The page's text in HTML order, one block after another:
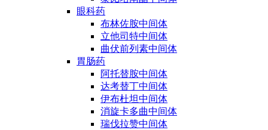
眼科药
布林佐胺中间体
立他司特中间体
曲伏前列素中间体
胃肠药
阿托替胺中间体
达考替丁中间体
伊布杜坦中间体
消旋卡多曲中间体
瑞伐拉赞中间体